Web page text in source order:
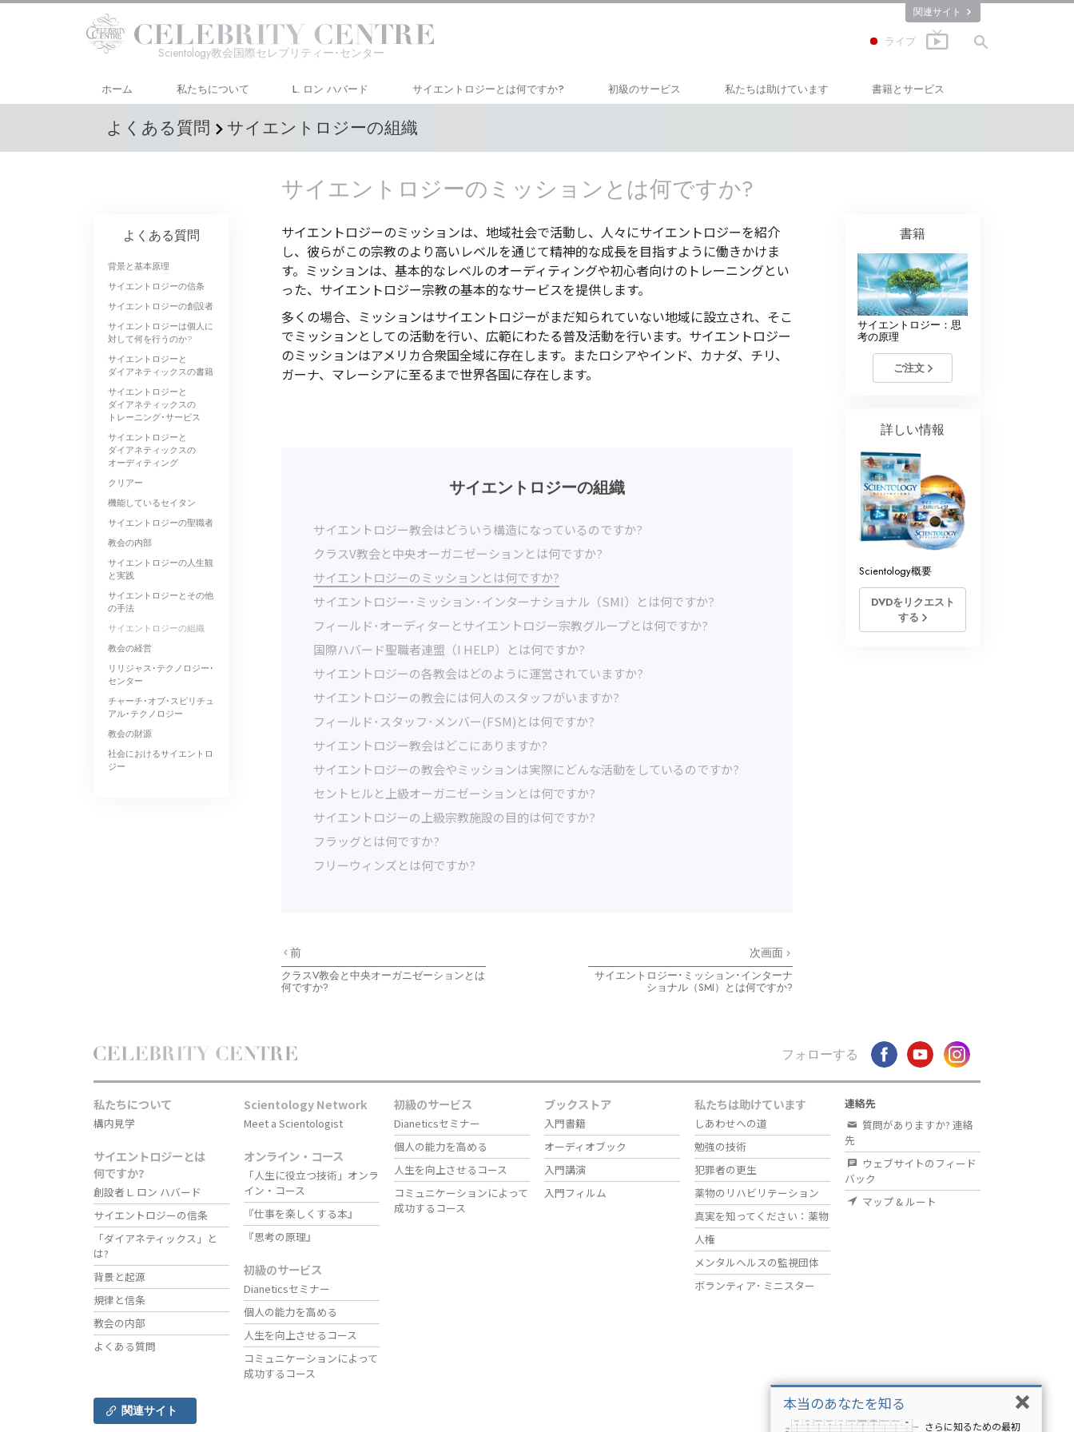
関連サイト
Scientology教会国際セレブリティー･センター
ライブ
ホーム 私たちについて L. ロン ハバード サイエントロジーとは何ですか?
信条と実践
サイエントロジストたちが語るサイエ
ントロジー
サイエントロジストに会いましょう
教会の内部
サイエントロジーの基本原理
ダイアネティックスの紹介
愛と憎しみ ―
偉大さとは何か?
初級のサービス
人生を向上させるコース
コミュニケーションによって成功する
コース
私たちは助けています
クリミノン
ナルコノン
真実を知ってください：薬物
ユナイテッド･フォー･ヒューマンライ
市民の人権擁護の会
サイエントロジー･ボランティア･ミニ
書籍とサービス
入門フィルム
初級のサービス
よくある質問 サイエントロジーの組織
サイエントロジーのミッションとは何ですか?
サイエントロジーのミッションは、地域社会で活動し、人々にサイエントロジーを紹介
し、彼らがこの宗教のより高いレベルを通じて精神的な成長を目指すように働きかけま
す。ミッションは、基本的なレベルのオーディティングや初心者向けのトレーニングとい
った、サイエントロジー宗教の基本的なサービスを提供します。
多くの場合、ミッションはサイエントロジーがまだ知られていない地域に設立され、そこ
でミッションとしての活動を行い、広範にわたる普及活動を行います。サイエントロジー
のミッションはアメリカ合衆国全域に存在します。またロシアやインド、カナダ、チリ、
ガーナ、マレーシアに至るまで世界各国に存在します。
サイエントロジーの組織
サイエントロジー教会はどういう構造になっているのですか?
クラスV教会と中央オーガニゼーションとは何ですか?
サイエントロジーのミッションとは何ですか?
サイエントロジー･ミッション･インターナショナル（SMI）とは何ですか?
フィールド･オーディターとサイエントロジー宗教グループとは何ですか?
国際ハバード聖職者連盟（I HELP）とは何ですか?
サイエントロジーの各教会はどのように運営されていますか?
サイエントロジーの教会には何人のスタッフがいますか?
フィールド･スタッフ･メンバー(FSM)とは何ですか?
サイエントロジー教会はどこにありますか?
サイエントロジーの教会やミッションは実際にどんな活動をしているのですか?
セントヒルと上級オーガニゼーションとは何ですか?
サイエントロジーの上級宗教施設の目的は何ですか?
フラッグとは何ですか?
フリーウィンズとは何ですか?
前
クラスV教会と中央オーガニゼーションとは
何ですか?
次画面
サイエントロジー･ミッション･インターナ
ショナル（SMI）とは何ですか?
よくある質問
背景と基本原理
サイエントロジーの信条
サイエントロジーの創設者
サイエントロジーは個人に
対して何を行うのか?
サイエントロジーと
ダイアネティックスの書籍
サイエントロジーと
ダイアネティックスの
トレーニング･サービス
サイエントロジーと
ダイアネティックスの
オーディティング
クリアー
機能しているセイタン
サイエントロジーの聖職者
教会の内部
サイエントロジーの人生観
と実践
サイエントロジーとその他
の手法
サイエントロジーの組織
教会の経営
リリジャス･テクノロジー･
センター
チャーチ･オブ･スピリチュ
アル･テクノロジー
教会の財源
社会におけるサイエントロ
ジー
書籍
サイエントロジー：思
考の原理
ご注文
詳しい情報
Scientology概要
DVDをリクエスト
する
本当のあなたを知る
さらに知るための最初
フォローする
私たちについて
構内見学
サイエントロジーとは
何ですか?
創設者 L. ロン ハバード
サイエントロジーの信条
「ダイアネティックス」と
は?
背景と起源
規律と信条
教会の内部
よくある質問
Scientology Network
Meet a Scientologist
オンライン・コース
「人生に役立つ技術」オンラ
イン・コース
『仕事を楽しくする本』
『思考の原理』
初級のサービス
Dianeticsセミナー
個人の能力を高める
人生を向上させるコース
コミュニケーションによって
成功するコース
初級のサービス
Dianeticsセミナー
個人の能力を高める
人生を向上させるコース
コミュニケーションによって
成功するコース
ブックストア
入門書籍
オーディオブック
入門講演
入門フィルム
私たちは助けています
しあわせへの道
勉強の技術
犯罪者の更生
薬物のリハビリテーション
真実を知ってください：薬物
人権
メンタルヘルスの監視団体
ボランティア･ ミニスター
連絡先
質問がありますか? 連絡
先
ウェブサイトのフィード
バック
マップ & ルート
関連サイト